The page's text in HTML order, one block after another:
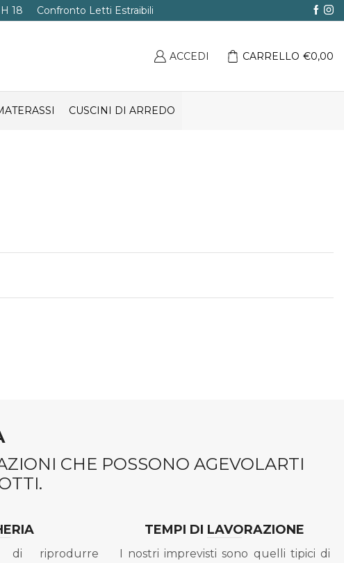
18 Confronto Letti Estraibili
ACCEDI CARRELLO €0,00
CUSCINI DI ARREDO
CHE POSSONO AGEVOLARTI
di riprodurre
TEMPI DI LAVORAZIONE
I nostri imprevisti sono quelli tipici di